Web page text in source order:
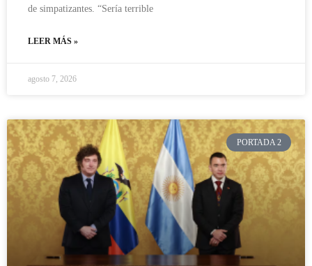
de simpatizantes. “Sería terrible
LEER MÁS »
agosto 7, 2026
PORTADA 2